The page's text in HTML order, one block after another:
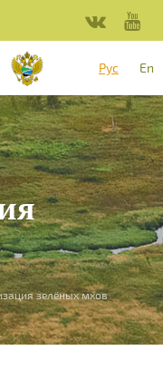
Рус
En
зелёных мхов